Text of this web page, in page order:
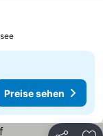
Preise sehen